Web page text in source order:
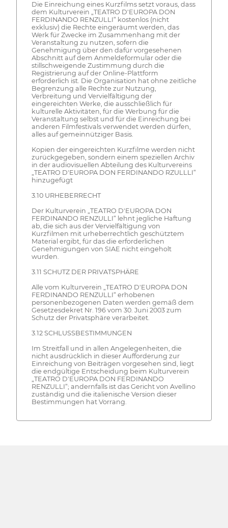
Die Einreichung eines Kurzfilms setzt voraus, dass
dem Kulturverein „TEATRO D'EUROPA DON
FERDINANDO RENZULLI“ kostenlos (nicht
exklusiv) die Rechte eingeräumt werden, das
Werk für Zwecke im Zusammenhang mit der
Veranstaltung zu nutzen, sofern die
Genehmigung über den dafür vorgesehenen
Abschnitt auf dem Anmeldeformular oder die
stillschweigende Zustimmung durch die
Registrierung auf der Online-Plattform
erforderlich ist. Die Organisation hat ohne zeitliche
Begrenzung alle Rechte zur Nutzung,
Verbreitung und Vervielfältigung der
eingereichten Werke, die ausschließlich für
kulturelle Aktivitäten, für die Werbung für die
Veranstaltung selbst und für die Einreichung bei
anderen Filmfestivals verwendet werden dürfen,
alles auf gemeinnütziger Basis.
Kopien der eingereichten Kurzfilme werden nicht
zurückgegeben, sondern einem speziellen Archiv
in der audiovisuellen Abteilung des Kulturvereins
„TEATRO D'EUROPA DON FERDINANDO RZULLLI“
hinzugefügt
3.10 URHEBERRECHT
Der Kulturverein „TEATRO D'EUROPA DON
FERDINANDO RENZULLI“ lehnt jegliche Haftung
ab, die sich aus der Vervielfältigung von
Kurzfilmen mit urheberrechtlich geschütztem
Material ergibt, für das die erforderlichen
Genehmigungen von SIAE nicht eingeholt
wurden.
3.11 SCHUTZ DER PRIVATSPHÄRE
Alle vom Kulturverein „TEATRO D'EUROPA DON
FERDINANDO RENZULLI“ erhobenen
personenbezogenen Daten werden gemäß dem
Gesetzesdekret Nr. 196 vom 30. Juni 2003 zum
Schutz der Privatsphäre verarbeitet.
3.12 SCHLUSSBESTIMMUNGEN
Im Streitfall und in allen Angelegenheiten, die
nicht ausdrücklich in dieser Aufforderung zur
Einreichung von Beiträgen vorgesehen sind, liegt
die endgültige Entscheidung beim Kulturverein
„TEATRO D'EUROPA DON FERDINANDO
RENZULLI“; andernfalls ist das Gericht von Avellino
zuständig und die italienische Version dieser
Bestimmungen hat Vorrang.